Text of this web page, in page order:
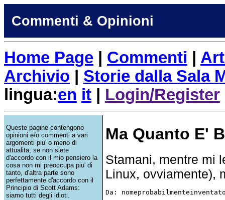
Commenti & Opinioni
Home Page Commenti
Archivio
Storie dalla Sala
lingua:en it Login/Register
Queste pagine contengono
opinioni e/o commenti a vari
argomenti piu' o meno di
attualita, se non siete
d'accordo con il mio pensiero la
cosa non mi preoccupa piu' di
tanto, d'altra parte sono
perfettamente d'accordo con il
Principio di Scott Adams:
siamo tutti degli idioti.
Ma Quanto E'
Stamani, mentre mi
Linux, ovviamente),
Da: